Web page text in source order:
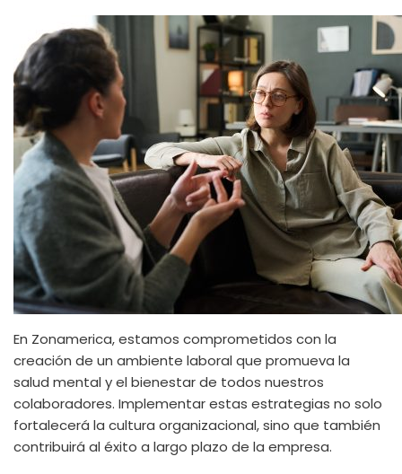
En Zonamerica, estamos comprometidos con la
creación de un ambiente laboral que promueva la
salud mental y el bienestar de todos nuestros
colaboradores. Implementar estas estrategias no solo
fortalecerá la cultura organizacional, sino que también
contribuirá al éxito a largo plazo de la empresa.